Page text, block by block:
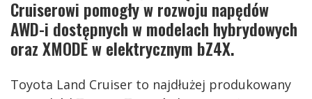
Cruiserowi pomogły w rozwoju napędów
AWD-i dostępnych w modelach hybrydowych
oraz XMODE w elektrycznym bZ4X.
Toyota Land Cruiser to najdłużej produkowany